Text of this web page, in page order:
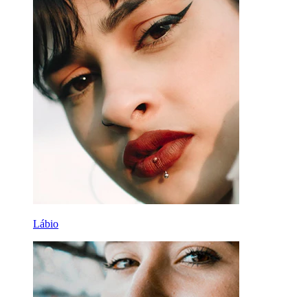
Lábio